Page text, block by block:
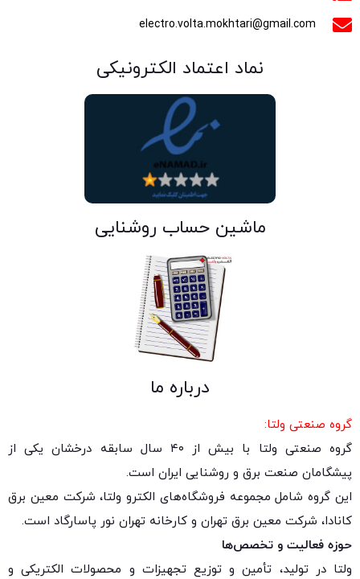
electro.volta.mokhtari@gmail.com
نماد اعتماد الکترونیکی
ماشین حساب روشنایی
درباره ما
گروه صنعتی ولتا:
گروه صنعتی ولتا با بیش از ۴۰ سال سابقه درخشان یکی از
پیشگامان صنعت برق و روشنایی ایران است.
این گروه شامل مجموعه فروشگاه‌های الکترو ولتا، شرکت معین برق
کانادا، شرکت معین برق تهران و کارخانه تهران نور پاسارگاد است.
حوزه فعالیت و تخصص‌ها
ولتا در تولید، تأمین و توزیع تجهیزات و محصولات الکتریکی و